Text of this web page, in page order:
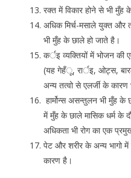
रक्त में विकार होने से भी मुँह
अधिक मिर्च-मसाले युक्त
भी मुँह के छाले हो जाते है।
कर्इ व्यक्तियों में भोजन की
(यह गेहँू, रार्इ, ओट्स,
अन्य तत्वो से एलर्जी के
हार्मोन्स असन्तुलन भी मुँह
में मुँह के छाले मासिक धर्म के
अधिकता भी रोग का एक
पेट और शरीर के अन्य भागो में
कारण है।